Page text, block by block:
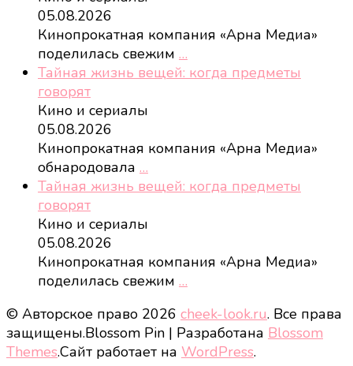
05.08.2026
Кинопрокатная компания «Арна Медиа»
поделилась свежим …
Тайная жизнь вещей: когда предметы
говорят
Кино и сериалы
05.08.2026
Кинопрокатная компания «Арна Медиа»
обнародовала …
Тайная жизнь вещей: когда предметы
говорят
Кино и сериалы
05.08.2026
Кинопрокатная компания «Арна Медиа»
поделилась свежим …
© Авторское право 2026 cheek-look.ru. Все права
защищены.Blossom Pin | Разработана Blossom
Themes.Сайт работает на WordPress.